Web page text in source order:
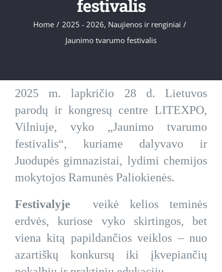
festivalis
Home / 2025 - 2026, Naujienos ir renginiai /
Jaunimo tvarumo festivalis
2025 m. lapkričio 28 d. Lietuvos
parodų ir kongresų centre LITEXPO,
Vilniuje, vyko „Jaunimo tvarumo
festivalis“, kuriame dalyvavo ir
Juodupės gimnazistai, lydimi chemijos
mokytojos Ramunės Paliokienės.
Festivalyje
veikė kelios teminės
erdvės, kuriose vyko skirtingos, bet
viena kitą papildančios veiklos – nuo
azartiškų konkursų iki įkvepiančių